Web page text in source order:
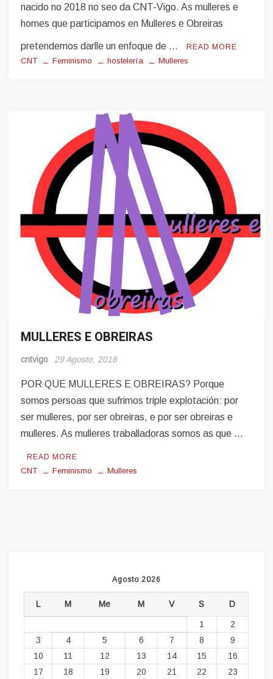
nacido no 2018 no seo da CNT-Vigo. As mulleres e
homes que participamos en Mulleres e Obreiras
pretendemos darlle un enfoque de … READ MORE
CNT Feminismo hostelería Mulleres
Mulleres
Obreiras
MULLERES E OBREIRAS
cntvigo 29 Agosto, 2018
POR QUE MULLERES E OBREIRAS? Porque
somos persoas que sufrimos triple explotación: por
ser mulleres, por ser obreiras, e por ser obreiras e
mulleres. As mulleres traballadoras somos as que …
READ MORE
CNT Feminismo Mulleres
Agosto 2026
L M Me M V S D
1
2
3
4 5 6 7 8
9
10
11 12 13 14 15
16
17
18 19 20 21 22 23